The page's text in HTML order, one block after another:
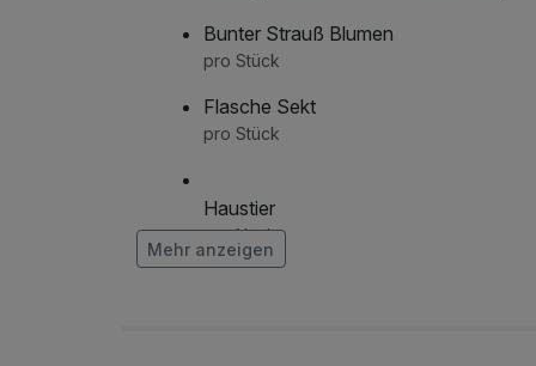
Bunter Strauß Blumen
pro Stück
Flasche Sekt
pro Stück
Haustier
pro Nacht
Mehr anzeigen